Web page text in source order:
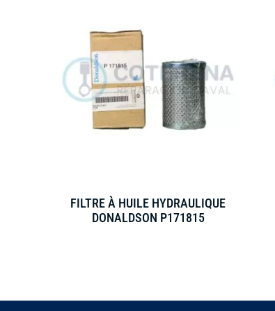
FILTRE À HUILE HYDRAULIQUE
DONALDSON P171815